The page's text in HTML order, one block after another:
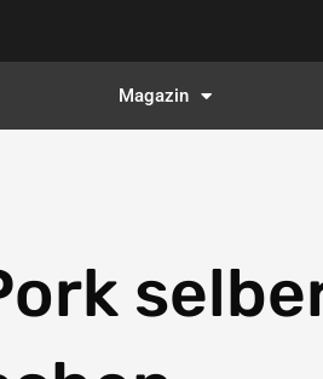
Magazin